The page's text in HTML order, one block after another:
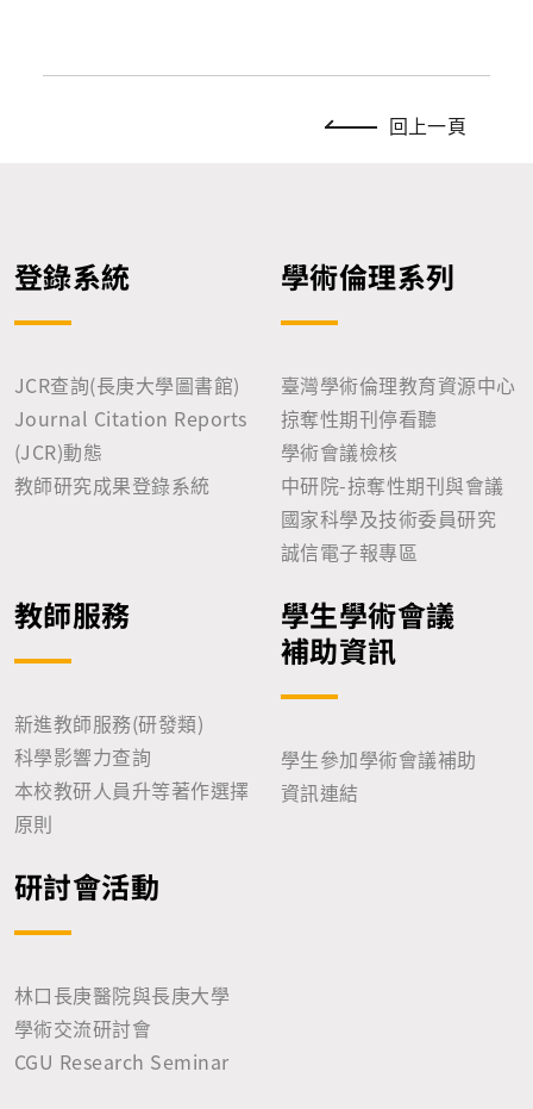
回上一頁
登錄系統
JCR查詢(長庚大學圖書館)
Journal Citation Reports
(JCR)動態
教師研究成果登錄系統
學術倫理系列
臺灣學術倫理教育資源中心
掠奪性期刊停看聽
學術會議檢核
中研院-掠奪性期刊與會議
國家科學及技術委員研究
誠信電子報專區
教師服務
新進教師服務(研發類)
科學影響力查詢
本校教研人員升等著作選擇
原則
學生學術會議
補助資訊
學生參加學術會議補助
資訊連結
研討會活動
林口長庚醫院與長庚大學
學術交流研討會
CGU Research Seminar